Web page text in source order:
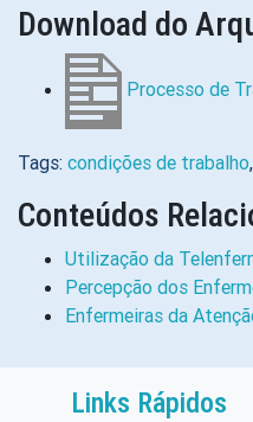
Download do
Processo de
Tags: condições de trabalho,
Conteúdos
Utilização da
Percepção dos
Enfermeiras da
Links Rápidos